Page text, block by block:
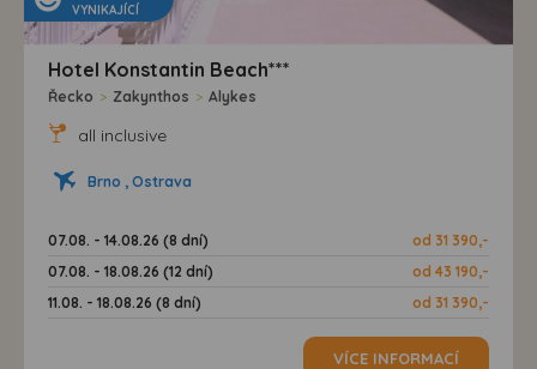
VYNIKAJÍCÍ
Hotel Konstantin Beach***
Řecko > Zakynthos > Alykes
all inclusive
Brno , Ostrava
07.08. - 14.08.26 (8 dní)
od 31 390,-
07.08. - 18.08.26 (12 dní)
od 43 190,-
11.08. - 18.08.26 (8 dní)
od 31 390,-
VÍCE INFORMACÍ